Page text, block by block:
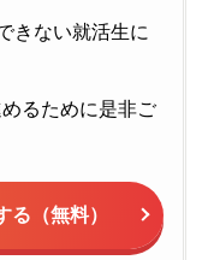
きない就活生に
るために是非ご
（無料）